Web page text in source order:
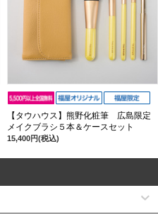
【タウハウス】熊野化粧筆 広島限定
メイクブラシ５本＆ケースセット
15,400円(税込)